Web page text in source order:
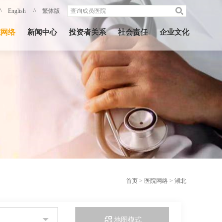
English ^ 繁体版
络 新闻中心 投资者关系 社会责任 企业文化
首页 > 医院网络 > 湖北
地图模式